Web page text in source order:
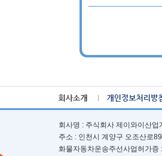
회사명 : 주식회사 제이와이산
주소 : 인천시 계양구 오조산로
화물자동차운송주선사업허가